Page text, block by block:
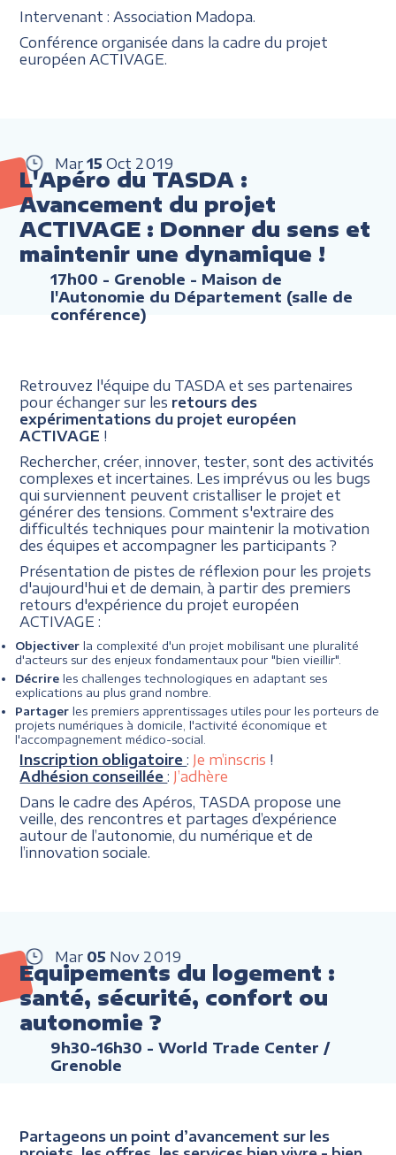
Intervenant : Association Madopa.
Conférence organisée dans la cadre du projet
européen ACTIVAGE.
Mar 15 Oct 2019
L'Apéro du TASDA :
Avancement du projet
ACTIVAGE : Donner du sens et
maintenir une dynamique !
17h00 - Grenoble - Maison de
l'Autonomie du Département (salle de
conférence)
Retrouvez l'équipe du TASDA et ses partenaires
pour échanger sur les retours des
expérimentations du projet européen
ACTIVAGE !
Rechercher, créer, innover, tester, sont des activités
complexes et incertaines. Les imprévus ou les bugs
qui surviennent peuvent cristalliser le projet et
générer des tensions. Comment s'extraire des
difficultés techniques pour maintenir la motivation
des équipes et accompagner les participants ?
Présentation de pistes de réflexion pour les projets
d'aujourd'hui et de demain, à partir des premiers
retours d'expérience du projet européen
ACTIVAGE :
Objectiver la complexité d'un projet mobilisant une pluralité
d'acteurs sur des enjeux fondamentaux pour "bien vieillir".
Décrire les challenges technologiques en adaptant ses
explications au plus grand nombre.
Partager les premiers apprentissages utiles pour les porteurs de
projets numériques à domicile, l'activité économique et
l'accompagnement médico-social.
Inscription obligatoire: Je m’inscris !
Adhésion conseillée: J’adhère
Dans le cadre des Apéros, TASDA propose une
veille, des rencontres et partages d’expérience
autour de l’autonomie, du numérique et de
l’innovation sociale.
Mar 05 Nov 2019
Equipements du logement :
santé, sécurité, confort ou
autonomie ?
9h30-16h30 - World Trade Center /
Grenoble
Partageons un point d’avancement sur les